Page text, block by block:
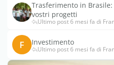
Trasferimento in
vostri progetti
Ultimo post 6 mesi fa di
F Investimento
Ultimo post 6 mesi fa di